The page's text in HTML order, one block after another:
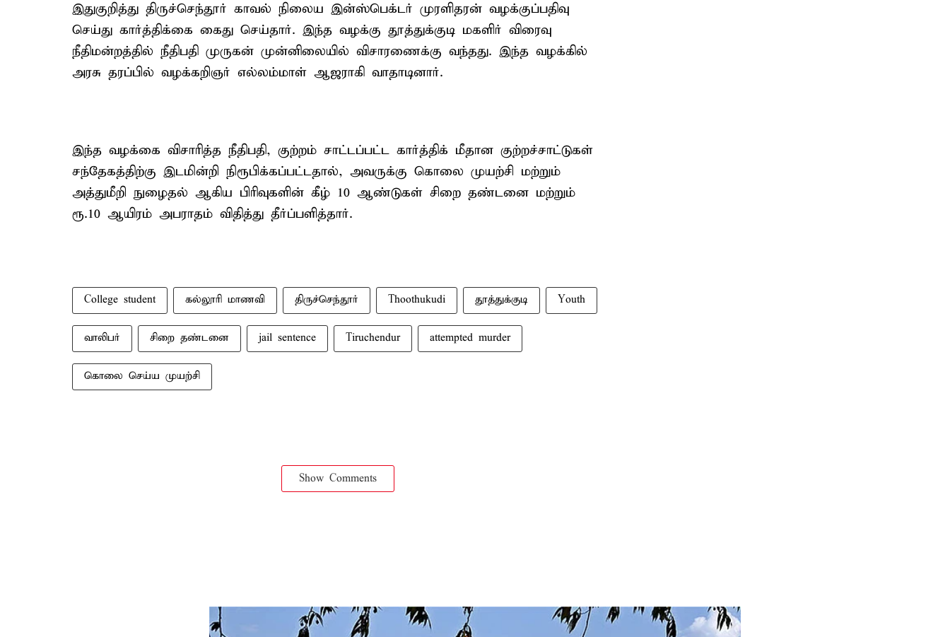
இதுகுறித்து திருச்செந்தூர் காவல் நிலைய இன்ஸ்பெக்டர் முரளிதரன் வழக்குப்பதிவு
செய்து கார்த்திக்கை கைது செய்தார். இந்த வழக்கு தூத்துக்குடி மகளிர் விரைவு
நீதிமன்றத்தில் நீதிபதி முருகன் முன்னிலையில் விசாரணைக்கு வந்தது. இந்த வழக்கில்
அரசு தரப்பில் வழக்கறிஞர் எல்லம்மாள் ஆஜராகி வாதாடினார்.
இந்த வழக்கை விசாரித்த நீதிபதி, குற்றம் சாட்டப்பட்ட கார்த்திக் மீதான குற்றச்சாட்டுகள்
சந்தேகத்திற்கு இடமின்றி நிரூபிக்கப்பட்டதால், அவருக்கு கொலை முயற்சி மற்றும்
அத்துமீறி நுழைதல் ஆகிய பிரிவுகளின் கீழ் 10 ஆண்டுகள் சிறை தண்டனை மற்றும்
ரூ.10 ஆயிரம் அபராதம் விதித்து தீர்ப்பளித்தார்.
College student கல்லூரி மாணவி திருச்செந்தூர் Thoothukudi தூத்துக்குடி Youth
வாலிபர் சிறை தண்டனை jail sentence Tiruchendur attempted murder
கொலை செய்ய முயற்சி
Show Comments